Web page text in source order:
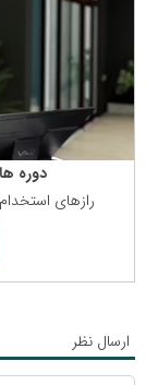
دوره
رازهای
ارسال نظر